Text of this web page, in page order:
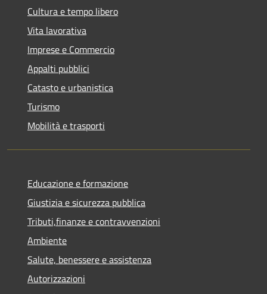
Cultura e tempo libero
Vita lavorativa
Imprese e Commercio
Appalti pubblici
Catasto e urbanistica
Turismo
Mobilità e trasporti
Educazione e formazione
Giustizia e sicurezza pubblica
Tributi,finanze e contravvenzioni
Ambiente
Salute, benessere e assistenza
Autorizzazioni